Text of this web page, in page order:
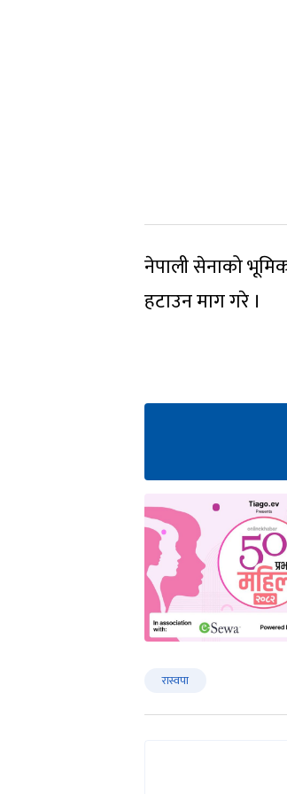
नेपाली सेनाको
हटाउन माग गरे ।
रास्वपा